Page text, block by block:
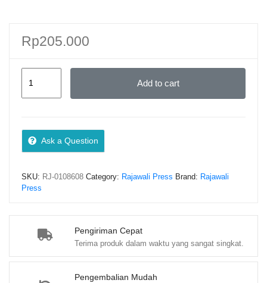
Pengiriman Cepat
Terima produk dalam waktu yang sangat singkat.
Pengembalian Mudah
Rp205.000
Hariman
Satria
Add to cart
Ask a Question
SKU: RJ-0108608 Category: Rajawali Press Brand: Rajawali
Press